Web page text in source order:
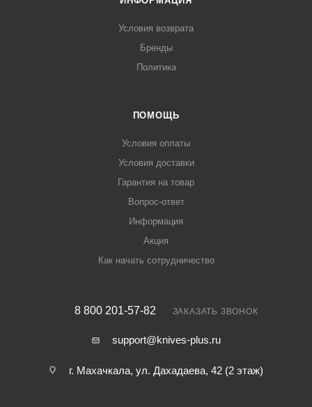
Условия возврата
Бренды
Политика
ПОМОЩЬ
Условия оплаты
Условия доставки
Гарантия на товар
Вопрос-ответ
Информация
Акция
Как начать сотрудничество
8 800 201-57-82 ЗАКАЗАТЬ ЗВОНОК
support@knives-plus.ru
г. Махачкала, ул. Дахадаева, 42 (2 этаж)